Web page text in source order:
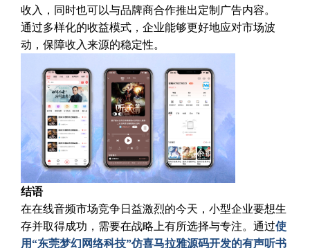
收入，同时也可以与品牌商合作推出定制广告内容。
通过多样化的收益模式，企业能够更好地应对市场波
动，保障收入来源的稳定性。
结语
在在线音频市场竞争日益激烈的今天，小型企业要想生
存并取得成功，需要在战略上有所选择与专注。通过使
用“东莞梦幻网络科技”仿喜马拉雅源码开发的有声听书